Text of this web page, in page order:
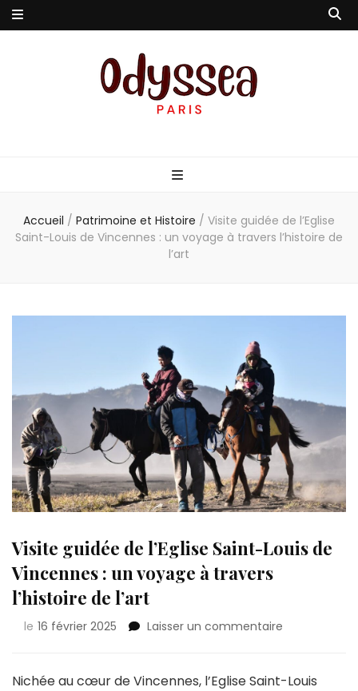
Accueil / Patrimoine et Histoire / Visite guidée de l’Eglise
Saint-Louis de Vincennes : un voyage à travers l’histoire de
l’art
Visite guidée de l’Eglise Saint-Louis de
Vincennes : un voyage à travers
l’histoire de l’art
le 16 février 2025 Laisser un commentaire
de
Nichée au cœur de Vincennes, l’Eglise Saint-Louis